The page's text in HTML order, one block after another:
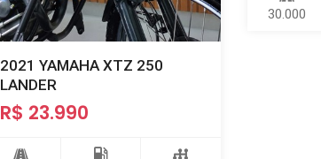
2021 YAMAHA XTZ 250
LANDER
R$ 23.990
30.000